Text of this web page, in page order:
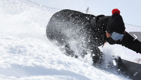
series
/ VIPER / KALIBUR